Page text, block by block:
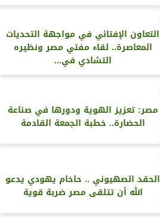
التعاون الإفتائي في مواجهة التحديات
المعاصرة.. لقاء مفتي مصر ونظيره
التشادي في...
مصر: تعزيز الهوية ودورها في صناعة
الحضارة.. خطبة الجمعة القادمة
الحقد الصهيوني .. حاخام يهودي يدعو
الله أن تتلقى مصر ضربة قوية